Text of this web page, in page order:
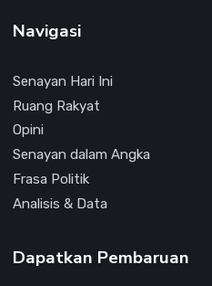
Navigasi
Senayan Hari Ini
Ruang Rakyat
Opini
Senayan dalam Angka
Frasa Politik
Analisis & Data
Dapatkan Pembaruan